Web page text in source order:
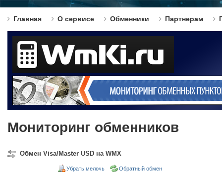
Главная О сервисе Обменники Партнерам
Мониторинг обменников
Обмен Visa/Master USD на WMX
Убрать мелочь Обратный обмен